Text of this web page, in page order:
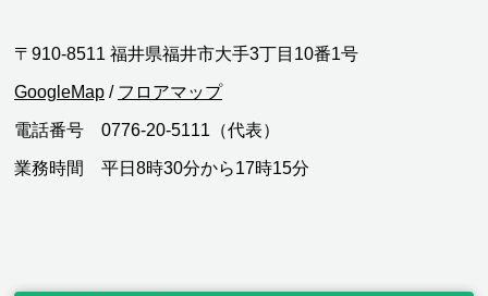
〒910-8511 福井県福井市大手3丁目10番1号
GoogleMap / フロアマップ
電話番号 0776-20-5111（代表）
業務時間 平日8時30分から17時15分